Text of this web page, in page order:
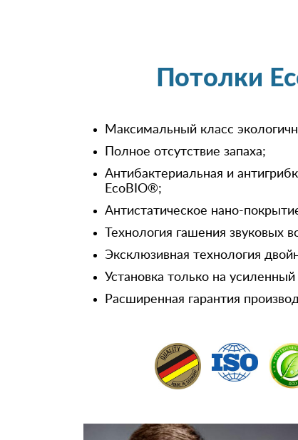
Потолки
Максимальный класс
Полное отсутствие запаха;
Антибактериальная и
EcoBIO®;
Антистатическое нано-
Технология гашения звуковых
Эксклюзивная технология
Установка только на
Расширенная гарантия